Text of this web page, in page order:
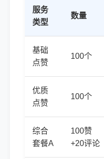
服务
类型
数量
基础
点赞
100个
优质
点赞
100个
综合
套餐A
100赞
+20评论